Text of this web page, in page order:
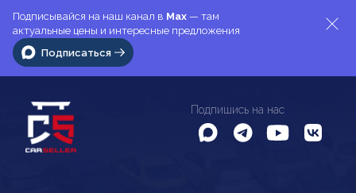
Подписывайся на наш канал в Max — там
актуальные цены и интересные предложения
Подписаться
Подпишись на нас